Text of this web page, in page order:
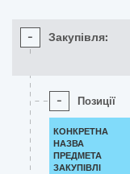
- Закупівля:
- Позиції
КОНКРЕТНА
НАЗВА
ПРЕДМЕТА
ЗАКУПІВЛІ